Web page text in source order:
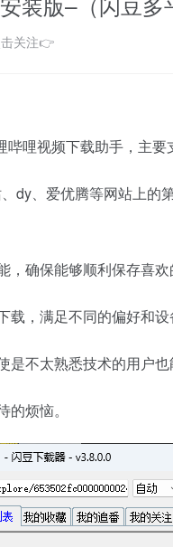
关注👉
哩视频下载助手，主
dy、爱优腾等网站上
确保能够顺利保存喜
，满足不同的偏好和设
不太熟悉技术的用户也
烦恼。